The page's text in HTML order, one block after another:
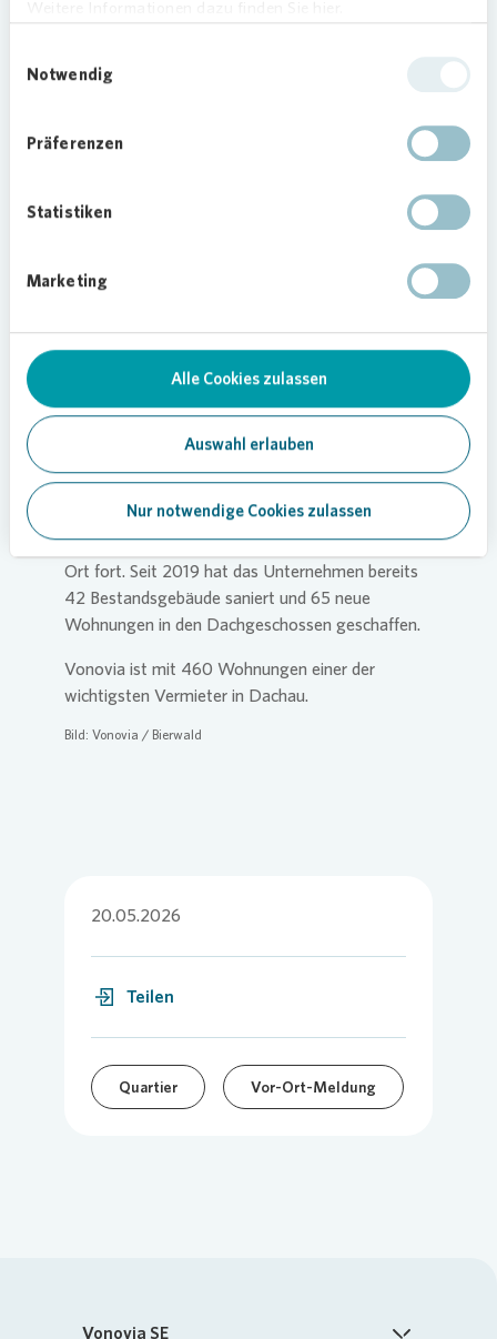
Notwendig
Präferenzen
Statistiken
Marketing
Alle Cookies zulassen
Auswahl erlauben
Nur notwendige Cookies zulassen
Energieverbrauch. Zugleich steigt ihr
Wohnkomfort, zum Beispiel durch angenehmere
für ein deutlich attraktiveres Erscheinungsbild der
Mieterinnen und Mieter. Die Modernisierung ist
außerdem ein weiterer wichtiger Baustein für
Dachau. Sie ergänzt die Maßnahmen, die wir
bereits in den vergangenen Jahren vor Ort
setzt Klimapfad fort
Mit der Modernisierung der Wohnanlage im
Breslauer Platz und in der Breslauer Straße setzt
Vonoviadie Investitionen in den Klimaschutz vor
Ort fort. Seit 2019 hat das Unternehmen bereits
42 Bestandsgebäude saniert und 65 neue
Wohnungen in den Dachgeschossen geschaffen.
Vonovia ist mit 460 Wohnungen einer der
wichtigsten Vermieter in Dachau.
Bild: Vonovia / Bierwald
20.05.2026
Teilen
Quartier Vor-Ort-Meldung
Vonovia SE